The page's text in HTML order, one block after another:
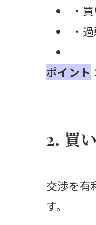
・
・
ポイント
2. 買
交渉を有
す。